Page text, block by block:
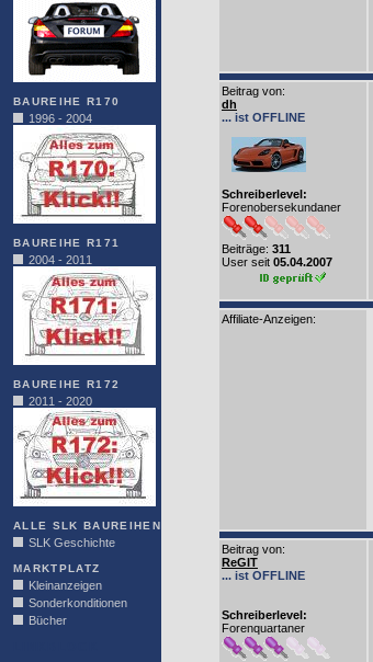
BAUREIHE R170
1996 - 2004
BAUREIHE R171
2004 - 2011
BAUREIHE R172
2011 - 2020
ALLE SLK BAUREIHEN
SLK Geschichte
MARKTPLATZ
Kleinanzeigen
Sonderkonditionen
Bücher
Beitrag von:
dh
... ist OFFLINE
Schreiberlevel:
Forenobersekundaner
Beiträge: 311
User seit 05.04.2007
Affiliate-Anzeigen:
Beitrag von:
ReGIT
... ist OFFLINE
Schreiberlevel:
Forenquartaner